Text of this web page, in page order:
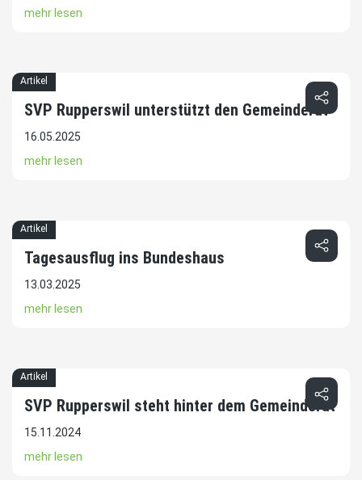
mehr lesen
Artikel
SVP Rupperswil unterstützt den Gemeinderat
16.05.2025
mehr lesen
Artikel
Tagesausflug ins Bundeshaus
13.03.2025
mehr lesen
Artikel
SVP Rupperswil steht hinter dem Gemeinderat
15.11.2024
mehr lesen